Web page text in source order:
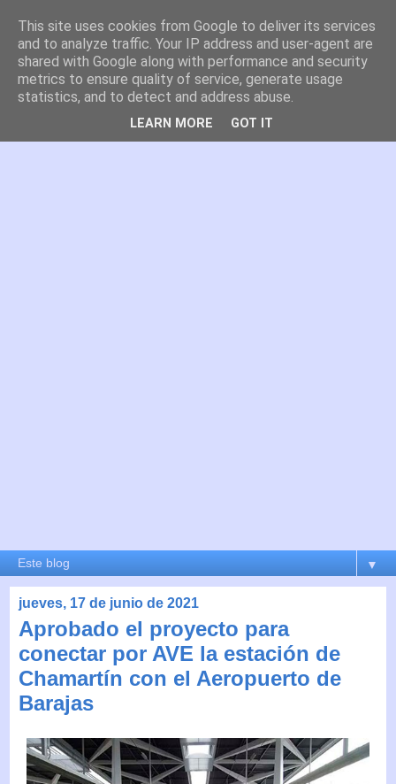
es por madrid
El blog de Madrid y su actualidad, proyectos, transporte,
movilidad, arquitectura, participación, medio ambiente,
educación, empleo, ...
▼
jueves, 17 de junio de 2021
Aprobado el proyecto para
conectar por AVE la estación de
Chamartín con el Aeropuerto de
Barajas
This site uses cookies from Google to deliver its services
and to analyze traffic. Your IP address and user-agent are
shared with Google along with performance and security
metrics to ensure quality of service, generate usage
statistics, and to detect and address abuse.
LEARN MORE GOT IT